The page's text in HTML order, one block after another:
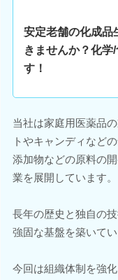
安定老舗の化成品
きませんか？化学
す！
当社は家庭用医薬品
トやキャンディなど
添加物などの原料の
業を展開しています。
長年の歴史と独自の
強固な基盤を築いてい
今回は組織体制を強